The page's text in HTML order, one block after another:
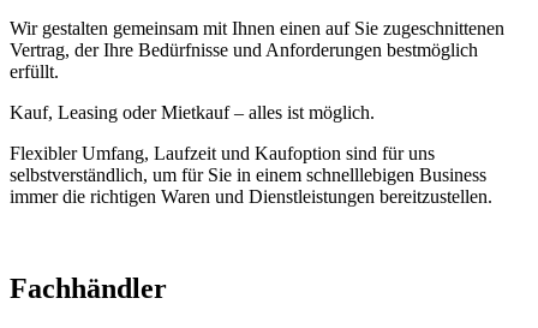
Wir gestalten gemeinsam mit Ihnen einen auf Sie zugeschnittenen
Vertrag, der Ihre Bedürfnisse und Anforderungen bestmöglich
erfüllt.
Kauf, Leasing oder Mietkauf – alles ist möglich.
Flexibler Umfang, Laufzeit und Kaufoption sind für uns
selbstverständlich, um für Sie in einem schnelllebigen Business
immer die richtigen Waren und Dienstleistungen bereitzustellen.
Fachhändler